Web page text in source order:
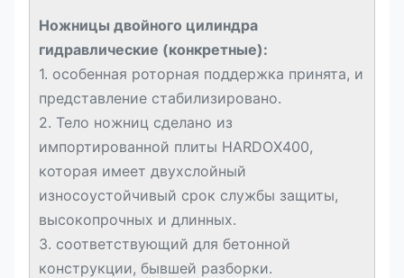
Ножницы двойного цилиндра
гидравлические (конкретные):
1. особенная роторная поддержка принята, и
представление стабилизировано.
2. Тело ножниц сделано из
импортированной плиты HARDOX400,
которая имеет двухслойный
износоустойчивый срок службы защиты,
высокопрочных и длинных.
3. соответствующий для бетонной
конструкции, бывшей разборки.